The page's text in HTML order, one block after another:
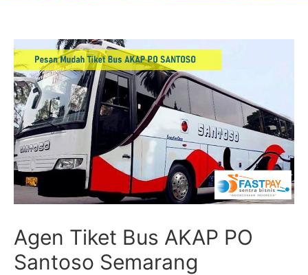
Agen Tiket Bus AKAP PO
Santoso Semarang